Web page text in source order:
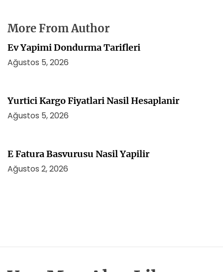
More From Author
Ev Yapimi Dondurma Tarifleri
Ağustos 5, 2026
Yurtici Kargo Fiyatlari Nasil Hesaplanir
Ağustos 5, 2026
E Fatura Basvurusu Nasil Yapilir
Ağustos 2, 2026